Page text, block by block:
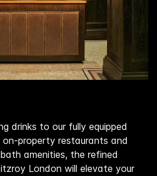
drinks to our fully equipped
property restaurants and
amenities, the refined
London will elevate your